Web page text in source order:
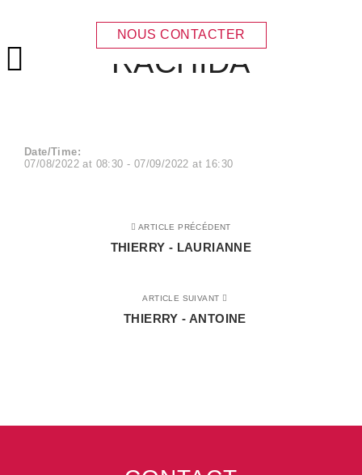
Menu principal
NOUS CONTACTER
THIERRY –
RACHIDA
Date/Time:
07/08/2022 at 08:30 - 07/09/2022 at 16:30
ARTICLE PRÉCÉDENT
THIERRY - LAURIANNE
ARTICLE SUIVANT
THIERRY - ANTOINE